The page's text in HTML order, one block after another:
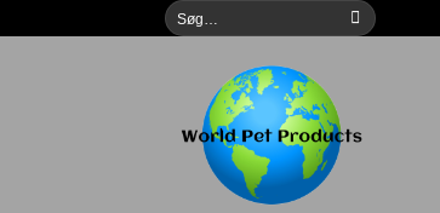
Søg
efter: